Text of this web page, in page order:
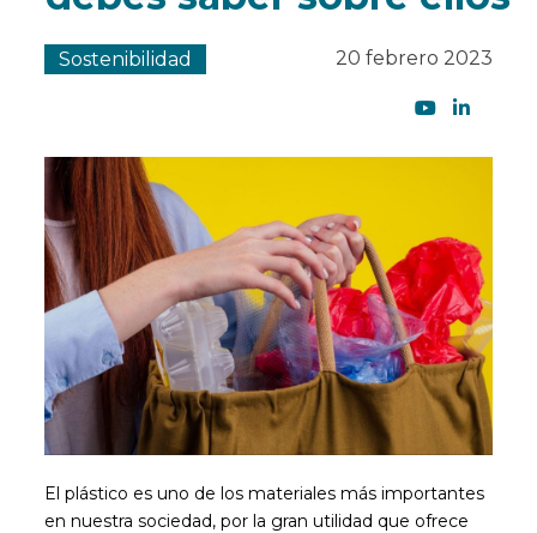
Sostenibilidad 20 febrero 2023
El plástico es uno de los materiales más importantes
en nuestra sociedad, por la gran utilidad que ofrece